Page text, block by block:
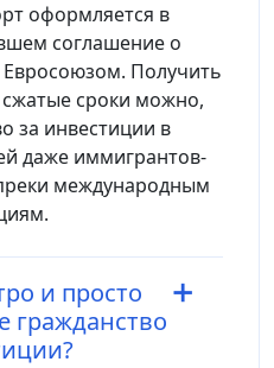
оформляется в
соглашение о
Получить
сроки можно,
за инвестиции в
даже иммигрантов-
международным
и просто
гражданство